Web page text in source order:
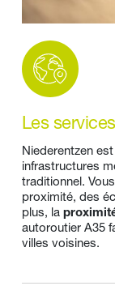
Les
Niederentzen
infrastructures
traditionnel.
proximité, des
plus, la
autoroutier A35
villes voisines.